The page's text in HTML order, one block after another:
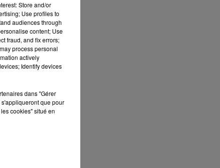
à
Store and/or
Use profiles to
audiences through
content; Use
fraud, and fix errors;
process personal
actively
Identify devices
dans "Gérer
que pour
cookies" situé en